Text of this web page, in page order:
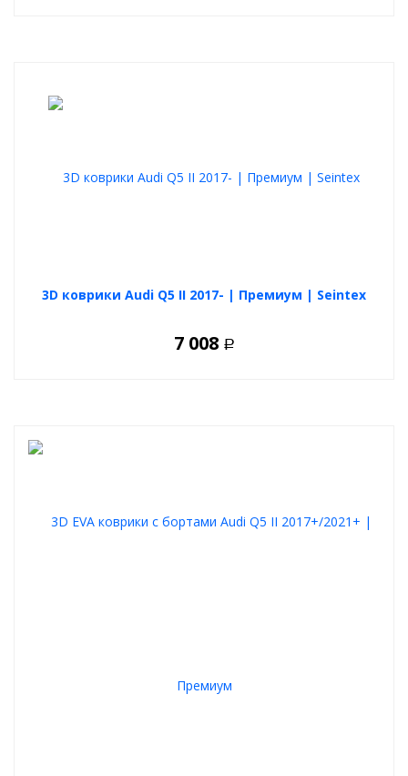
3D коврики Audi Q5 II 2017- | Премиум | Seintex
7 008 Р